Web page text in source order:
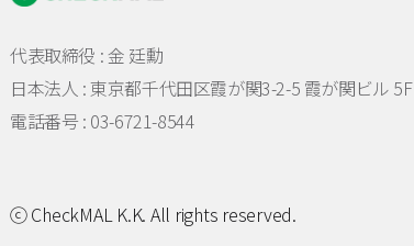
代表取締役 : 金 廷勳
日本法人 :東京都千代田区霞が関3-2-5 霞が関ビル 5F
電話番号 : 03-6721-8544
ⓒ CheckMAL K.K. All rights reserved.